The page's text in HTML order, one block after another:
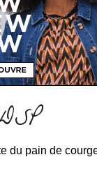
du pain de